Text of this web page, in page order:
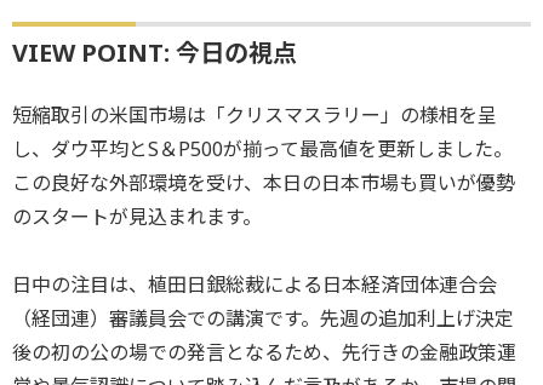
VIEW POINT: 今日の視点
短縮取引の米国市場は「クリスマスラリー」の様相を呈
し、ダウ平均とS＆P500が揃って最高値を更新しました。
この良好な外部環境を受け、本日の日本市場も買いが優勢
のスタートが見込まれます。
日中の注目は、植田日銀総裁による日本経済団体連合会
（経団連）審議員会での講演です。先週の追加利上げ決定
後の初の公の場での発言となるため、先行きの金融政策運